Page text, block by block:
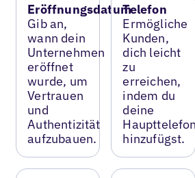
Eröffnungsdatum
Gib an,
wann dein
Unternehmen
eröffnet
wurde, um
Vertrauen
und
Authentizität
aufzubauen.
Telefon
Ermögliche
Kunden,
dich leicht
zu
erreichen,
indem du
deine
hinzufügst.